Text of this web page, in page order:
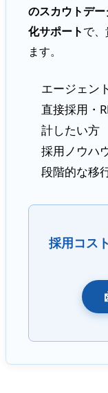
のスカウトデ
化サポートで
ます。
エージェン
直接採用・
計したい方
採用ノウハ
段階的な移
採用コス